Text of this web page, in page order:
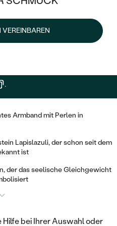
VEREINBAREN
ihn innerhalb von 24
.
Armband mit Perlen in
Lapislazuli, der schon seit dem
ist
der das seelische Gleichgewicht
Hilfe bei Ihrer Auswahl oder